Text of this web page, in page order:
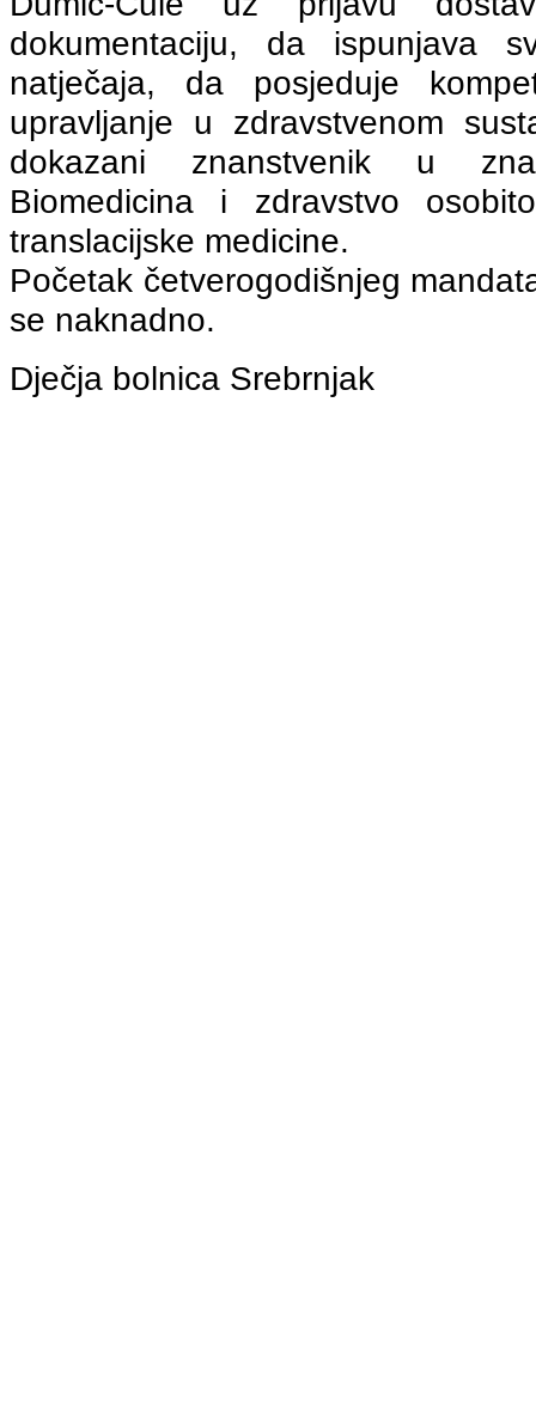
dokumentaciju, da ispunjava
natječaja, da posjeduje
upravljanje u zdravstvenom
dokazani znanstvenik u
Biomedicina i zdravstvo
translacijske medicine.
Početak četverogodišnjeg
se naknadno.
Dječja bolnica Srebrnjak